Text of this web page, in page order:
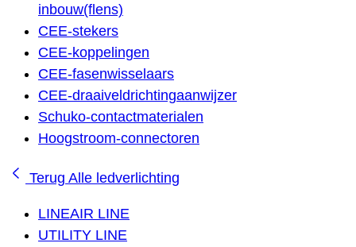
inbouw(flens)
CEE-stekers
CEE-koppelingen
CEE-fasenwisselaars
CEE-draaiveldrichtingaanwijzer
Schuko-contactmaterialen
Hoogstroom-connectoren
Terug Alle ledverlichting
LINEAIR LINE
UTILITY LINE